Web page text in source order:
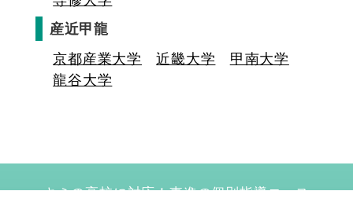
産近甲龍
京都産業大学
近畿大学
甲南大学
龍谷大学
キミの高校に対応！東進の個別指導コース